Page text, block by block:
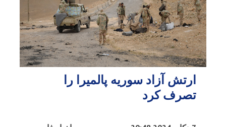
ارتش آزاد سوریه پالمیرا را
تصرف کرد